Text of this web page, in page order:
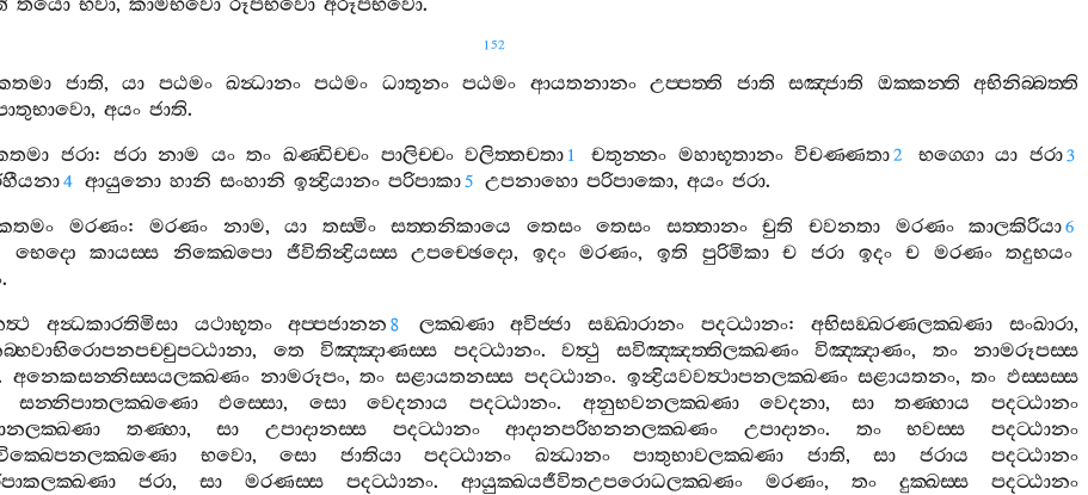
තයො භවා, කාමභවො රූපභවො අරූපභවො.
152
ජාති,යා පඨමං ඛන්‍ධානං පඨමං ධාතූනං පඨමං ආයතනානං උප‍්පත‍්ති ජාති සඤ‍්ජාති ඔක‍්කන‍්ති
අභිනිබ‍්බත‍්ති
, අයං ජාති.
ජරා: ජරා නාම යං තං ඛණ‍්ඩිච‍්චං පාලිච‍්චං වලිත‍්තචතා 1 චතුන‍්නං මහාභූතානං විචණ‍්ණතා2 භග‍්ගො යා ජරා3
4 ආයුනො හානි සංහානි ඉන්‍ද්‍රියානං පරිපාකා5 උපනාහො පරිපාකො, අයං ජරා.
මරණං:මරණං නාම,යා තස‍්මිං සත‍්තනිකායෙ තෙසං තෙසං සත‍්තානං චුති චවනතා මරණං කාලකිරියා6
භෙදො කායස‍්ස නික‍්ඛෙපො ජීවිතින්‍ද්‍රියස‍්ස උපච‍්ඡෙදො, ඉදං මරණං, ඉති පුරිමිකා ච ජරා ඉදං ච මරණං
තදුභයං
.
අන්‍ධකාරතිමිසා යථාභූතං අප‍්පජානන 8 ලක‍්ඛණා අවිජ‍්ජා සඞ‍්ඛාරානං පදට‍්ඨානං:අභිසඞ‍්ඛරණලක‍්ඛණා සංඛාරා,
, තෙ විඤ‍්ඤාණස‍්ස පදට‍්ඨානං. වත්‍ථු සවිඤ‍්ඤත‍්තිලක‍්ඛණං විඤ‍්ඤාණං, තං
නාමරූපස‍්ස
අනෙකසන‍්නිස‍්සයලක‍්ඛණං නාමරූපං,තං සළායතනස‍්ස පදට‍්ඨානං. ඉන්‍ද්‍රියවවත්‍ථාපනලක‍්ඛණං සළායතනං,තං ඵස‍්සස‍්ස
සන‍්නිපාතලක‍්ඛණො ඵස‍්සො, සො වෙදනාය පදට‍්ඨානං. අනුභවනලක‍්ඛණා වෙදනා, සා තණ‍්හාය
පදට‍්ඨානං
තණ‍්හා,සා උපාදානස‍්ස පදට‍්ඨානං ආදානපරිහනනලක‍්ඛණං උපාදානං. තං භවස‍්ස
පදට‍්ඨානං
භවො, සො ජාතියා පදට‍්ඨානං ඛන්‍ධානං පාතුභාවලක‍්ඛණා ජාති, සා ජරාය
පදට‍්ඨානං
ජරා, සා මරණස‍්ස පදට‍්ඨානං. ආයුක‍්ඛයජීවිතඋපරොධලක‍්ඛණං මරණං, තං දුක‍්ඛස‍්ස
පදට‍්ඨානං